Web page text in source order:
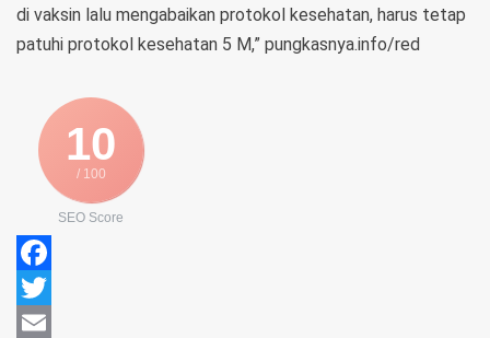
di vaksin lalu mengabaikan protokol kesehatan, harus tetap
patuhi protokol kesehatan 5 M,” pungkasnya.info/red
10
/ 100
SEO Score
Facebook
Twitter